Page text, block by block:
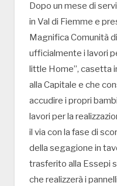
Dopo un mese di
in Val di Fiemme e
Magnifica Comunità
ufficialmente i lavori
little Home”, casetta
alla Capitale e che
accudire i propri
lavori per la
il via con la fase di
della segagione in
trasferito alla Essepi
che realizzerà i